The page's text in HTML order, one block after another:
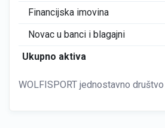
Financijska imovina
Novac u banci i blagajni
Ukupno aktiva
WOLFISPORT jednostavno